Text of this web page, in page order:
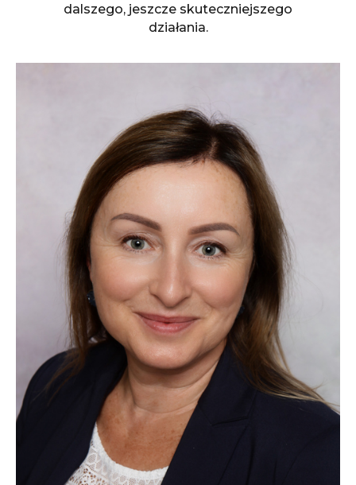
dalszego, jeszcze skuteczniejszego
działania.